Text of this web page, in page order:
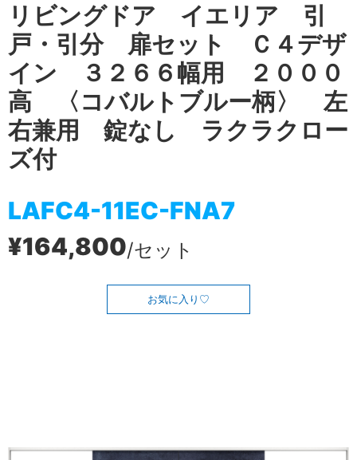
リビングドア イエリア 引
戸・引分 扉セット Ｃ４デザ
イン ３２６６幅用 ２０００
高 〈コバルトブルー柄〉 左
右兼用 錠なし ラクラクロー
ズ付
LAFC4-11EC-FNA7
¥164,800/セット
お気に入り